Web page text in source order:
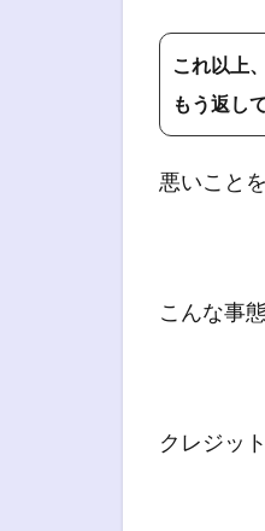
これ以上
もう返し
悪いこと
こんな事
クレジッ